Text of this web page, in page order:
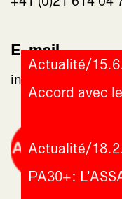
Actualité/
Accord avec
Actualité/
PA30+:
E-mail
info@assaf-